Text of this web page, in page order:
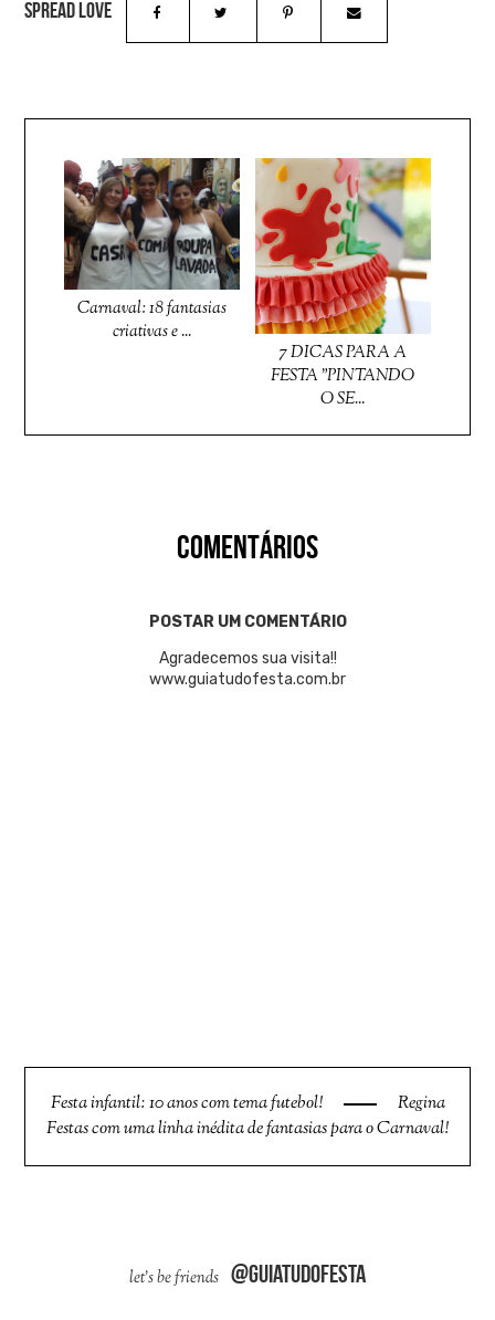
Carnaval: 18 fantasias
criativas e ...
7 DICAS PARA A
FESTA "PINTANDO
O SE...
COMENTÁRIOS
POSTAR UM COMENTÁRIO
Agradecemos sua visita!!
www.guiatudofesta.com.br
Festa infantil: 10 anos com tema futebol!
Regina
Festas com uma linha inédita de fantasias para o Carnaval!
@guiatudofesta